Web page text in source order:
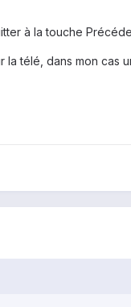
à la touche
télé, dans mon cas